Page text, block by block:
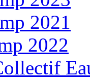
2021
2022